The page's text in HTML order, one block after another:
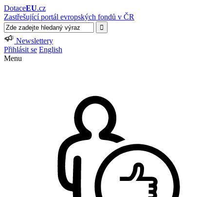
DotaceEU.cz
Zastřešující portál evropských fondů v ČR
Newslettery
Přihlásit se English
Menu